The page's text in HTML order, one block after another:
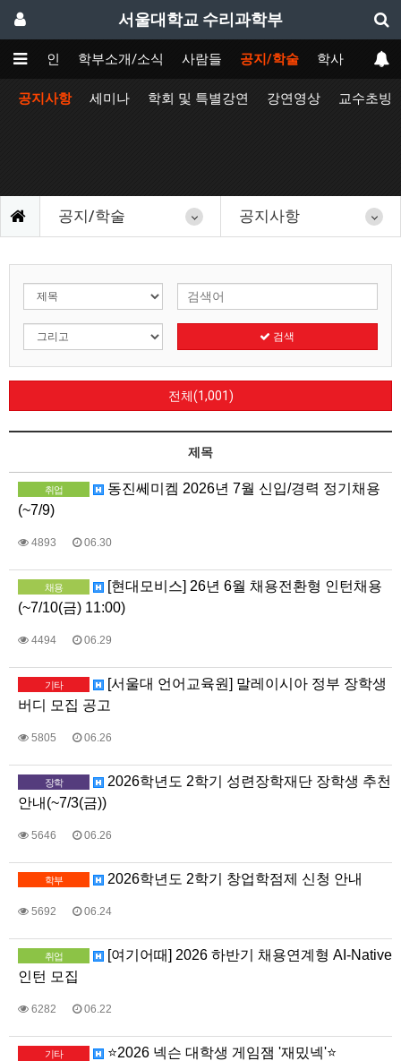
서울대학교 수리과학부
메인 학부소개/소식 사람들 공지/학술 학사
공지사항 세미나 학회 및 특별강연 강연영상 교수초빙
공지/학술 공지사항
검색
전체(1,001)
제목
취업
동진쎄미켐 2026년 7월 신입/경력 정기채용
(~7/9)
4893 06.30
채용
[현대모비스] 26년 6월 채용전환형 인턴채용
(~7/10(금) 11:00)
4494 06.29
기타
[서울대 언어교육원] 말레이시아 정부 장학생
버디 모집 공고
5805 06.26
장학
2026학년도 2학기 성련장학재단 장학생 추천
안내(~7/3(금))
5646 06.26
학부 2026학년도 2학기 창업학점제 신청 안내
5692 06.24
취업
[여기어때] 2026 하반기 채용연계형 AI-Native
인턴 모집
6282 06.22
기타 ⭐2026 넥슨 대학생 게임잼 '재밌넥'⭐